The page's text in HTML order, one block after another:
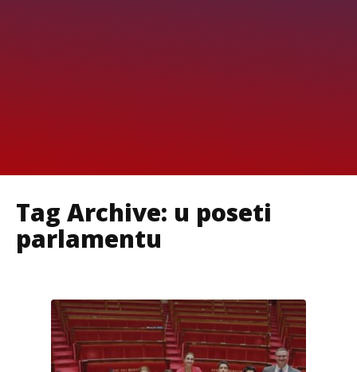
Tag Archive: u poseti
parlamentu